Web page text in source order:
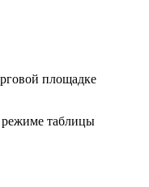
площадке
таблицы